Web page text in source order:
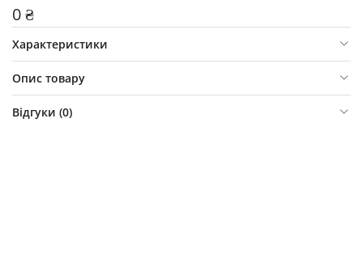
0 ₴
Характеристики
Опис товару
Відгуки (0)